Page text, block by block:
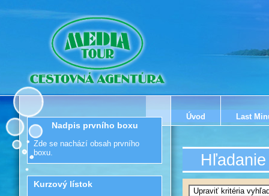
Úvod Last
Nadpis prvního boxu
Zde se nachází obsah prvního
boxu.
Kurzový lístok